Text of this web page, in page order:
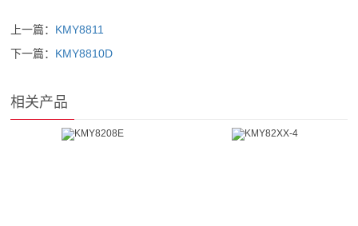
上一篇： KMY8811
下一篇： KMY8810D
相关产品